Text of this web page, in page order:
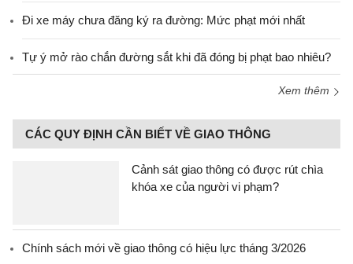
Đi xe máy chưa đăng ký ra đường: Mức phạt mới nhất
Tự ý mở rào chắn đường sắt khi đã đóng bị phạt bao nhiêu?
Xem thêm
CÁC QUY ĐỊNH CẦN BIẾT VỀ GIAO THÔNG
Cảnh sát giao thông có được rút chìa
khóa xe của người vi phạm?
Chính sách mới về giao thông có hiệu lực tháng 3/2026